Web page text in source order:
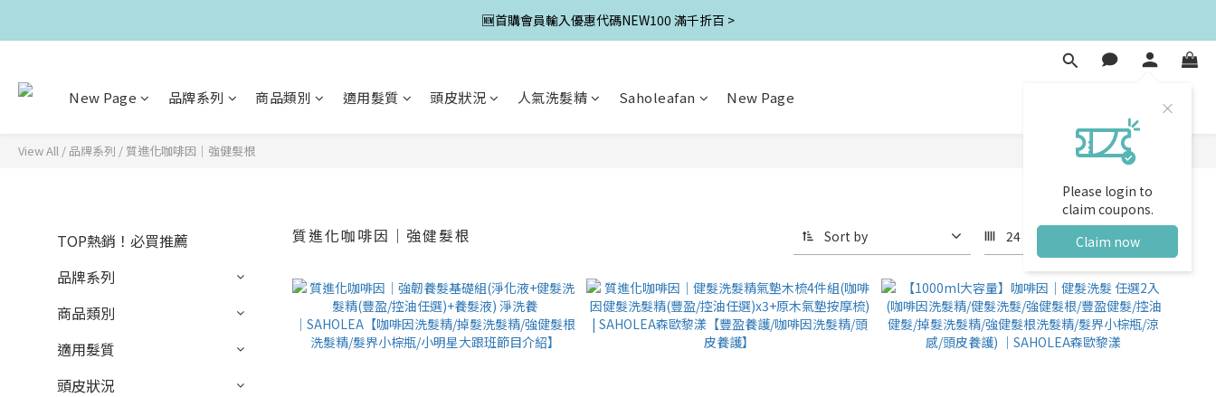
🆕首購會員輸入優惠代碼NEW100 滿千折百 >
Please login to
claim coupons.
Claim now
New Page 品牌系列 商品類別 適用髮質 頭皮狀況 人氣洗髮精 Saholeafan New Page
View All / 品牌系列 / 質進化咖啡因｜強健髮根
TOP熱銷！必買推薦
品牌系列
商品類別
適用髮質
頭皮狀況
質進化咖啡因｜強健髮根 Sort by 24 Items per page